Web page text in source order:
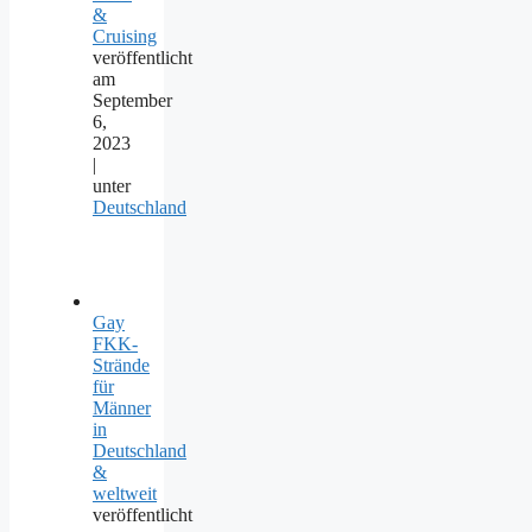
&
Cruising
veröffentlicht
am
September
6,
2023
|
unter
Deutschland
Gay
FKK-
Strände
für
Männer
in
Deutschland
&
weltweit
veröffentlicht